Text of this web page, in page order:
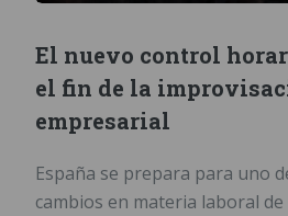
El nuevo control
el fin de la
empresarial
España se prepara para uno
cambios en materia laboral